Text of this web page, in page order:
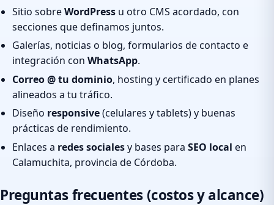
Sitio sobreWordPress u otro CMS acordado, con
secciones que definamos juntos.
Galerías, noticias o blog, formularios de contacto e
integración con WhatsApp.
Correo @ tu dominio, hosting y certificado en planes
alineados a tu tráfico.
Diseño responsive(celulares y tablets) y buenas
prácticas de rendimiento.
Enlaces a redes socialesy bases para SEO local en
Calamuchita, provincia de Córdoba.
Preguntas frecuentes (costos y alcance)